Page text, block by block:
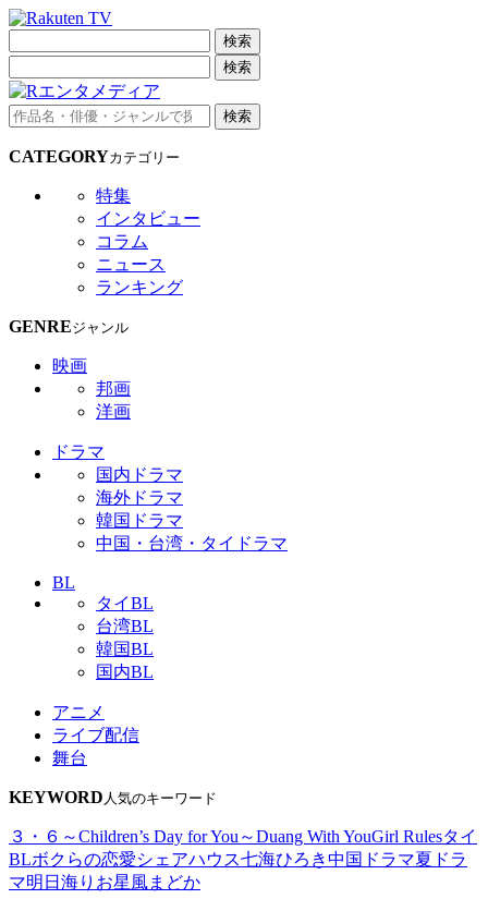
検索
検索
検索
CATEGORYカテゴリー
特集
インタビュー
コラム
ニュース
ランキング
GENREジャンル
映画
邦画
洋画
ドラマ
国内ドラマ
海外ドラマ
韓国ドラマ
中国・台湾・タイドラマ
BL
タイBL
台湾BL
韓国BL
国内BL
アニメ
ライブ配信
舞台
KEYWORD 人気のキーワード
３・６～Children’s Day for You～Duang With YouGirl Rulesタイ
BLボクらの恋愛シェアハウス七海ひろき中国ドラマ夏ドラ
マ明日海りお星風まどか